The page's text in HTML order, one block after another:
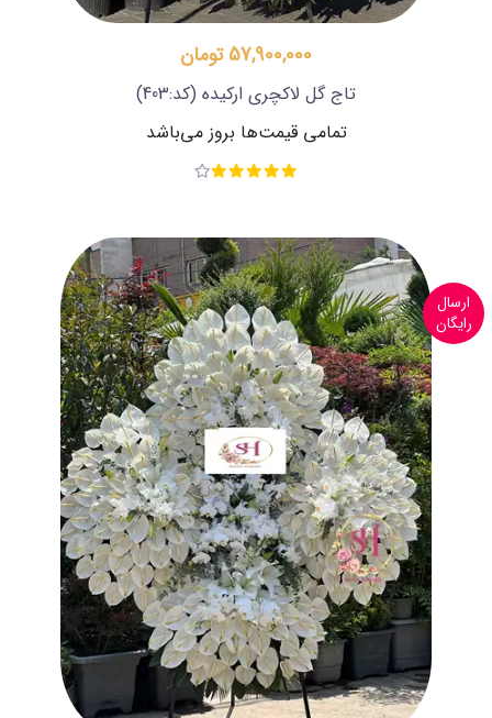
57,900,000 تومان
تاج گل لاکچری ارکیده (کد:403)
تمامی قیمت‌ها بروز می‌باشد
ارسال
رایگان